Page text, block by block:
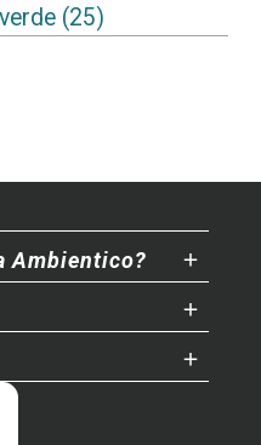
(25)
Ambientico?